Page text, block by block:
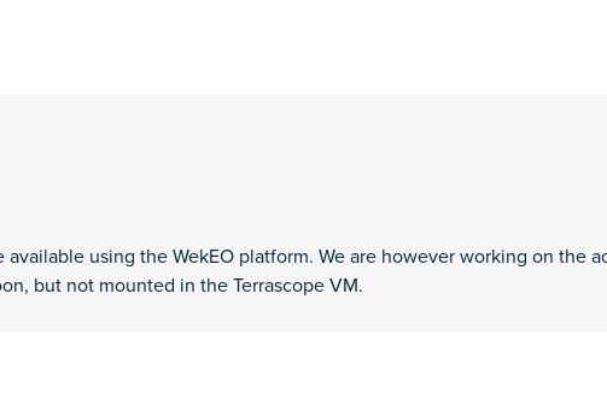
using the WekEO platform. We are however working on the
but not mounted in the Terrascope VM.